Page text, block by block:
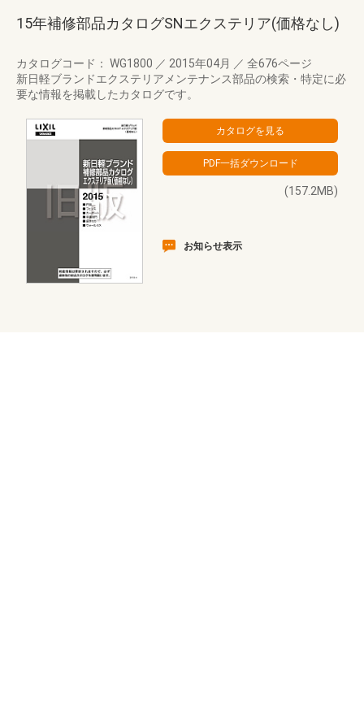
15年補修部品カタログSNエクステリア(価格なし)
カタログコード： WG1800 ／ 2015年04月 ／ 全676ページ
新日軽ブランドエクステリアメンテナンス部品の検索・特定に必
要な情報を掲載したカタログです。
(157.2MB)
お知らせ表示